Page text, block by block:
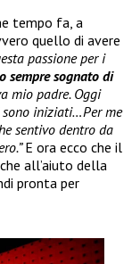
tempo fa, a
quello di avere
passione per i
sempre sognato di
mio padre. Oggi
sono iniziati…Per me
sentivo dentro da
E ora ecco che il
all’aiuto della
pronta per